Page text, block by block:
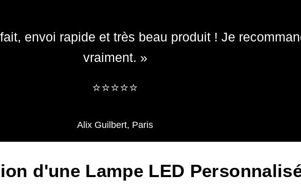
envoi rapide et très beau produit ! Je
vraiment. »
​​⭐⭐⭐⭐⭐
Alix Guilbert, Paris
d'une Lampe LED